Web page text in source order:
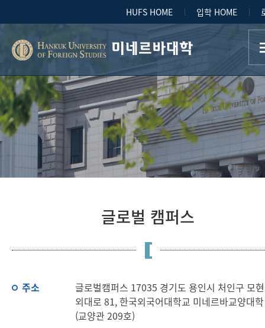
HUFS HOME 입학 HOME
미네르바대학
글로벌 캠퍼스
주소
글로벌캠퍼스 17035 경기도 용인시 처인구 모
외대로 81, 한국외국어대학교 미네르바교양대학
(교양관 209호)